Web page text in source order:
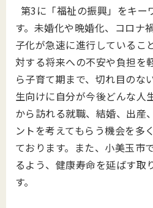
第3に「福祉の振興」をキー
す。未婚化や晩婚化、コロナ
子化が急速に進行しているこ
対する将来への不安や負担を
ら子育て期まで、切れ目のな
生向けに自分が今後どんな人
から訪れる就職、結婚、出産
ントを考えてもらう機会を多
ております。また、小美玉市
るよう、健康寿命を延ばす取
す。